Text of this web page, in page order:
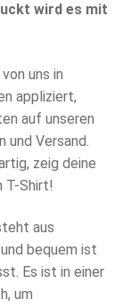
wird es mit
uns in
appliziert,
auf unseren
Versand.
zeig deine
T-Shirt!
aus
bequem ist
Es ist in einer
um